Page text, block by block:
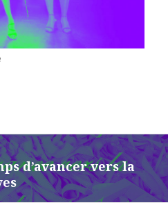
d’avancer vers la